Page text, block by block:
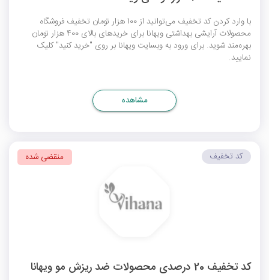
با وارد کردن کد تخفیف می‌توانید از 100 هزار تومان تخفیف فروشگاه
محصولات آرایشی بهداشتی ویهانا برای خریدهای بالای 400 هزار تومان
بهره‌مند شوید. برای ورود به وبسایت ویهانا بر روی "خرید کنید" کلیک
نمایید.
مشاهده
کد تخفیف 20 درصدی محصولات ضد ریزش مو ویهانا
کد تخفیف منقضی شده